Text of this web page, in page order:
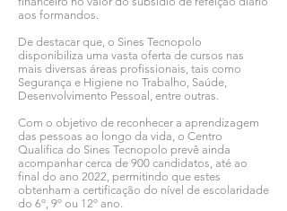
aos formandos.
De destacar que, o Sines Tecnopolo
disponibiliza uma vasta oferta de cursos nas
mais diversas áreas profissionais, tais como
Segurança e Higiene no Trabalho, Saúde,
Desenvolvimento Pessoal, entre outras.
Com o objetivo de reconhecer a aprendizagem
das pessoas ao longo da vida, o Centro
Qualifica do Sines Tecnopolo prevê ainda
acompanhar cerca de 900 candidatos, até ao
final do ano 2022, permitindo que estes
obtenham a certificação do nível de escolaridade
do 6º, 9º ou 12º ano.